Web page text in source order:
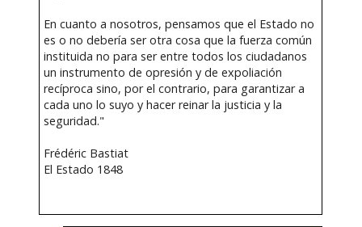
En cuanto a nosotros, pensamos que el Estado no
es o no debería ser otra cosa que la fuerza común
instituida no para ser entre todos los ciudadanos
un instrumento de opresión y de expoliación
recíproca sino, por el contrario, para garantizar a
cada uno lo suyo y hacer reinar la justicia y la
seguridad."
Frédéric Bastiat
El Estado 1848